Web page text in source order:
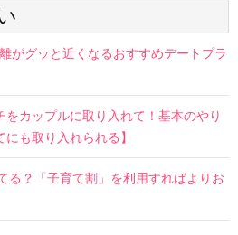
がグッと近くなるおすすめデートプラ
をカップルに取り入れて！基本のやり
にも取り入れられる】
る？「子育て割」を利用すればよりお